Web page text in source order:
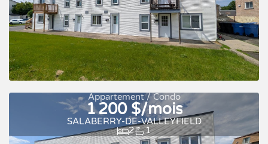
À louer
Appartement / Condo
1 200 $/mois
SALABERRY-DE-VALLEYFIELD
2
1